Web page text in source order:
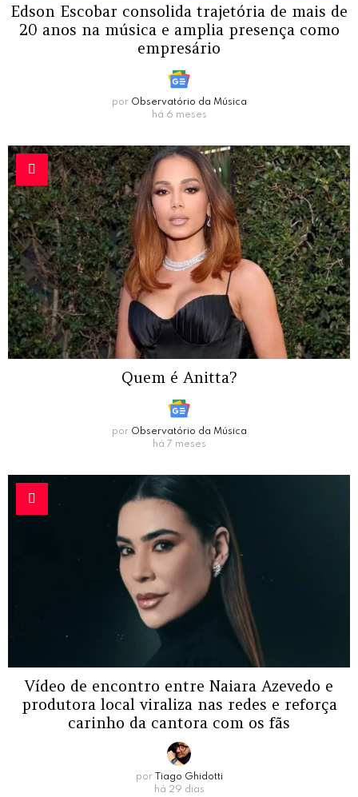
Edson Escobar consolida trajetória de mais de
20 anos na música e amplia presença como
empresário
por Observatório da Música
há 6 meses
Quem é Anitta?
por Observatório da Música
há 7 meses
Vídeo de encontro entre Naiara Azevedo e
produtora local viraliza nas redes e reforça
carinho da cantora com os fãs
por
Tiago Ghidotti
há 29 dias